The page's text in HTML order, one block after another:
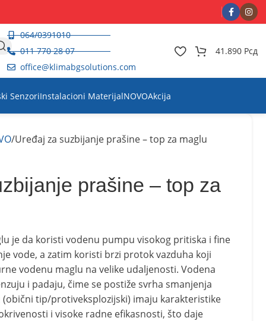
064/0391010
011 770 28 07
office@klimabgsolutions.com
41.890 Рсд
SenzoriInstalacioni MaterijalNOVOAkcija
Uređaj za suzbijanje prašine – top za maglu
prašine – top za
je da koristi vodenu pumpu visokog pritiska i fine
vode, a zatim koristi brzi protok vazduha koji
vodenu maglu na velike udaljenosti. Vodena
i padaju, čime se postiže svrha smanjenja
(obični tip/protiveksplozijski) imaju karakteristike
i visoke radne efikasnosti, što daje